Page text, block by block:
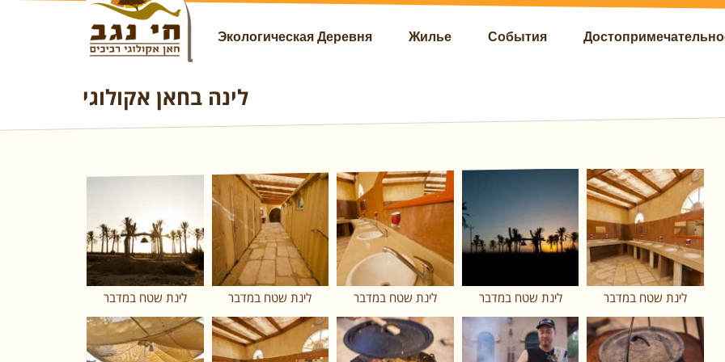
Экологическая Деревня Жилье События
לינה בחאן אקולוגי
לינת שטח במדבר לינת שטח במדבר לינת שטח במדבר לינת שטח במדבר לינת שטח במדבר